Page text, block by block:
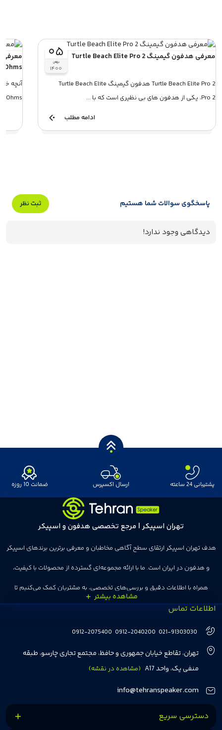
۰۵
بهمن
۱۴۰۰
معرفی هدفون گیمینگ Turtle Beach Elite Pro 2
Turtle Beach Elite Pro 2 هدفون گیمینگ Turtle Beach Elite
Pro 2، یکی از هدفون های بی نظیری است که با ...
ادامه مطلب
Ohms
Ohms هدفون مانیتورینگ بیرداینامیک هدفون مانیتو...
پاسخگوی سوالات شما هستیم ثبت نظر
دیدگاهی وجود ندارد!
پشتیبانی 24 ساعته ارسال اکسپرس ضمانت 10 روزه
تهران اسپیکر | مرجع تخصصی هدفون و اسپیکر
هدف تهران اسپیکر ارتقای سطح آگاهی مخاطبان و معرفی برترین برندهای اسپیکر
و هدفون در ایران است. ما با ارائه مجموعه‌ای گسترده از محصولات با کیفیت،
همراه با اطلاعات دقیق و بررسی‌های تخصصی، به مشتریان کمک می‌کنیم تا
انتخاب‌های درست و هوشمندانه‌ای داشته باشند. تهران اسپیکر با تجربه‌ای بیش از
هفت سال در این زمینه، بر ایجاد تجربه خریدی آسان، سریع و مطمئن تمرکز دارد تا
مشتریان بتوانند با خیالی آسوده از انتخاب خود لذت ببرند. ما به رضایت و اعتماد
مشتریان اهمیت می‌دهیم و همواره در تلاشیم تا بهترین‌ها را برای آن‌ها فراهم
کنیم.
اطلاعات تماس
021-91303030
0912-2040200
0912-2075400
تهران، تقاطع خیابان جمهوری و حافظ، مجتمع تجاری چارسو، طبقه
منفی یک، واحد A17
(مشاهده در نقشه)
info@tehranspeaker.com
دسترسی سریع